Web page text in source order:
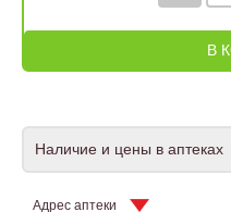
В
Наличие и цены в аптеках
Адрес аптеки